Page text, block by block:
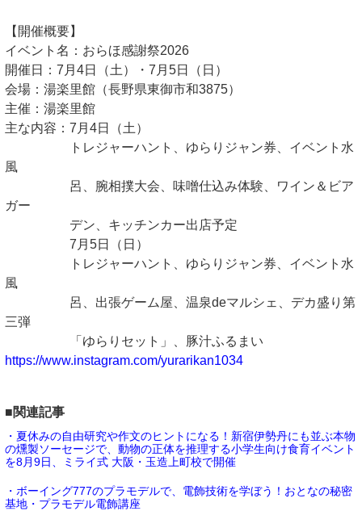
【開催概要】
イベント名：おらほ感謝祭2026
開催日：7月4日（土）・7月5日（日）
会場：湯楽里館（長野県東御市和3875）
主催：湯楽里館
主な内容：7月4日（土）
トレジャーハント、ゆらりジャン券、イベント水
風
呂、腕相撲大会、味噌仕込み体験、ワイン＆ビア
ガー
デン、キッチンカー出店予定
7月5日（日）
トレジャーハント、ゆらりジャン券、イベント水
風
呂、出張ゲーム屋、温泉deマルシェ、デカ盛り第
三弾
「ゆらりセット」、豚汁ふるまい
https://www.instagram.com/yurarikan1034
■関連記事
・夏休みの自由研究や作文のヒントになる！新宿伊勢丹にも並ぶ本物
の燻製ソーセージで、動物の正体を推理する小学生向け食育イベント
を8月9日、ミライ式 大阪・玉造上町校で開催
・ボーイング777のプラモデルで、電飾技術を学ぼう！おとなの秘密
基地・プラモデル電飾講座